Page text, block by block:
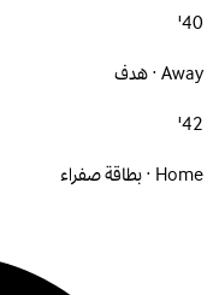
40'
Away · هدف
42'
Home · بطاقة صفراء